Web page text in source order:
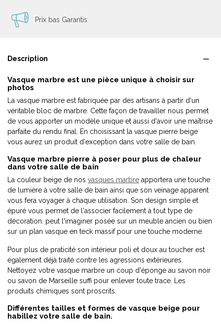
Prix bas Garantis
Description
Vasque marbre est une pièce unique à choisir sur
photos
La vasque marbre est fabriquée par des artisans à partir d'un
véritable bloc de marbre. Cette façon de travailler nous permet
de vous apporter un modèle unique et aussi d'avoir une maîtrise
parfaite du rendu final. En choisissant la vasque pierre beige
vous aurez un produit d'exception dans votre salle de bain.
Vasque marbre pierre à poser pour plus de chaleur
dans votre salle de bain
La couleur beige de nos vasques marbre apportera une touche
de lumière à votre salle de bain ainsi que son veinage apparent
vous fera voyager à chaque utilisation. Son design simple et
épuré vous permet de l'associer facilement à tout type de
décoration. peut l'imaginer posée sur un meuble ancien ou bien
sur un plan vasque en teck massif pour une touche moderne.
Pour plus de praticité son intérieur poli et doux au toucher est
également déjà traité contre les agressions extérieures.
Nettoyez votre vasque marbre un coup d'éponge au savon noir
ou savon de Marseille suffi pour enlever toute trace. Les
produits chimiques sont proscrits.
Différentes tailles et formes de vasque beige pour
habillez votre salle de bain.